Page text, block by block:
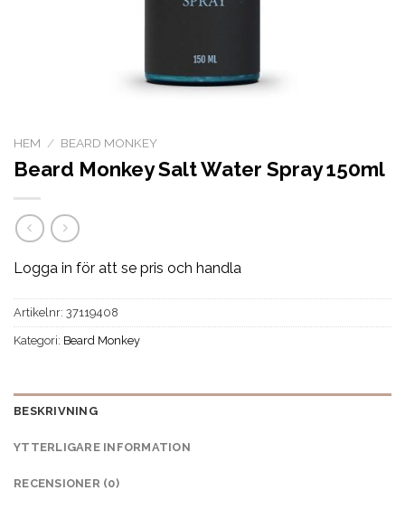
HEM / BEARD MONKEY
Beard Monkey Salt Water Spray 150ml
Logga in för att se pris och handla
Artikelnr: 37119408
Kategori: Beard Monkey
BESKRIVNING
YTTERLIGARE INFORMATION
RECENSIONER (0)